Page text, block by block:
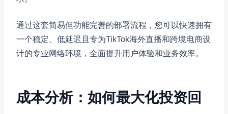
通过这套简易但功能完善的部署流程，您可以快速拥有
一个稳定、低延迟且专为TikTok海外直播和跨境电商设
计的专业网络环境，全面提升用户体验和业务效率。
成本分析：如何最大化投资回